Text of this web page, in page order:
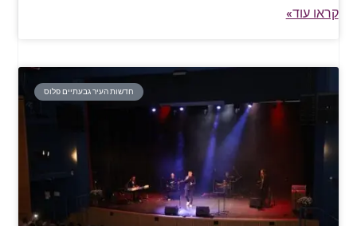
קראו עוד»
חדשות העיר גבעתיים פלוס